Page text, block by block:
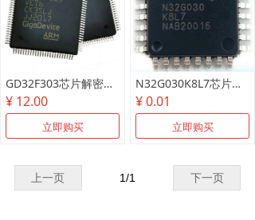
GD32F303芯片解密测试样片/可代烧录
¥ 12.00
立即购买
N32G030K8L7芯片解密测试样片
¥ 0.01
立即购买
上一页 下一页
1/1